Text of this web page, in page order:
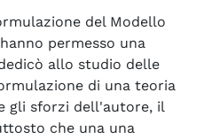
del Modello
permesso una
allo studio delle
di una teoria
gli sforzi dell'autore, il
che una una